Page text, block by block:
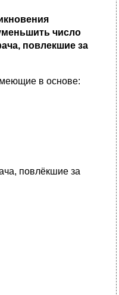
число
повлекшие за
в основе:
повлёкшие за